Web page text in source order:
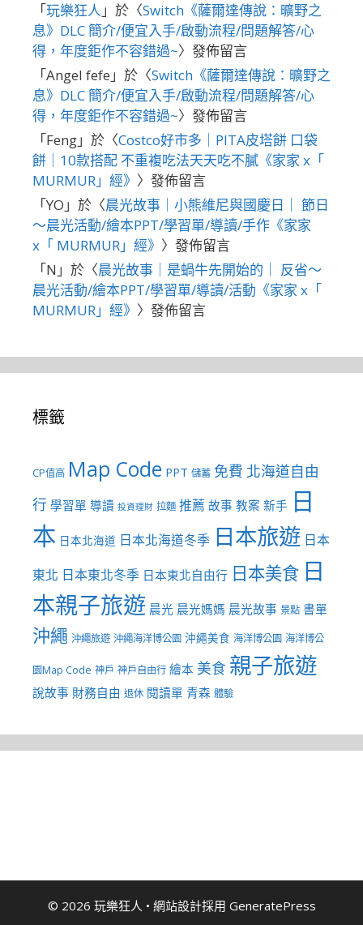
「玩樂狂人 」於〈Switch《薩爾達傳說：曠野之
息》DLC 簡介/便宜入手/啟動流程/問題解答/心
得，年度鉅作不容錯過~〉發佈留言
「Angel fefe 」於〈Switch《薩爾達傳說：曠野之
息》DLC 簡介/便宜入手/啟動流程/問題解答/心
得，年度鉅作不容錯過~〉發佈留言
「Feng」於〈Costco好市多｜PITA皮塔餅 口袋
餅｜10款搭配 不重複吃法天天吃不膩《家家 x「
MURMUR」經》 〉發佈留言
「YO 」於〈晨光故事｜小熊維尼與國慶日｜ 節日
～晨光活動/繪本PPT/學習單/導讀/手作《家家
x「 MURMUR」經》 〉發佈留言
「N 」於〈晨光故事｜是蝸牛先開始的｜ 反省～
晨光活動/繪本PPT/學習單/導讀/活動《家家 x「
MURMUR」經》 〉發佈留言
標籤
CP值高 Map Code PPT 儲蓄 免費 北海道自由
行 學習單 導讀 投資理財 拉麵 推薦 故事 教案 新手 日
本 日本北海道 日本北海道冬季 日本旅遊 日本
東北 日本東北冬季 日本東北自由行 日本美食 日
本親子旅遊 晨光 晨光媽媽 晨光故事 景點 書單
沖繩 沖繩旅遊 沖繩海洋博公園 沖繩美食 海洋博公園 海洋博公
園Map Code 神戶 神戶自由行 繪本 美食 親子旅遊
說故事 財務自由 退休 閱讀單 青森 體驗
© 2026 玩樂狂人 • 網站設計採用 GeneratePress